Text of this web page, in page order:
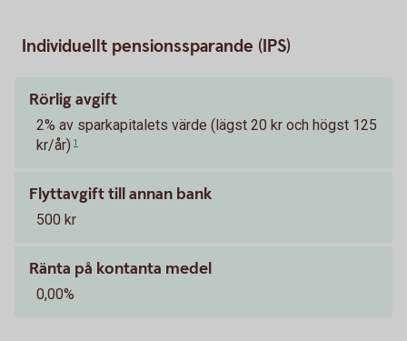
Individuellt pensionssparande (IPS)
Rörlig avgift
2% av sparkapitalets värde (lägst 20 kr och högst 125
kr/år) 1
Flyttavgift till annan bank
500 kr
Ränta på kontanta medel
0,00%